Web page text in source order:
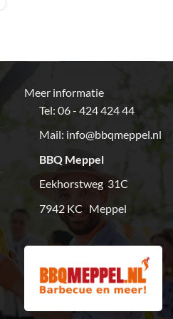
Meer informatie
Tel: 06 - 424 424 44
Mail: info@bbqmeppel.nl
BBQ Meppel
Eekhorstweg 31C
7942 KC Meppel